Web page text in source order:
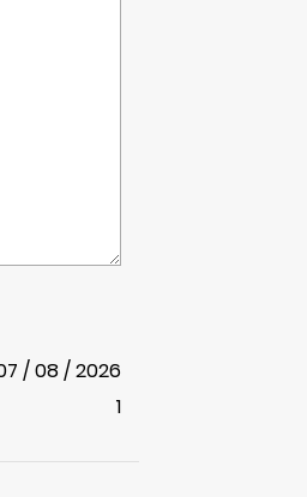
/ 08 / 2026
1